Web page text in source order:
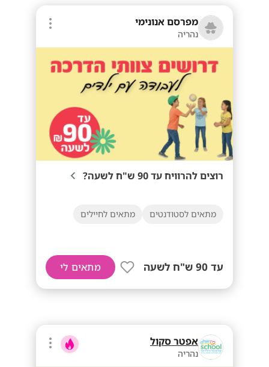
מפרסם אנונימי
נהריה
רוצים להרוויח עד 90 ש"ח לשעה?
מתאים לסטודנטים מתאים לחיילים
עד 90 ש"ח לשעה מתאים לי
אפטר סקול
נהריה